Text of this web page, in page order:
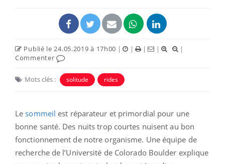
Publié le 24.05.2019 à 17h00 | | | |
|
Commenter
Mots clés : solitude rides
Lesommeil est réparateur et primordial pour une
bonne santé. Des nuits trop courtes nuisent au bon
fonctionnement de notre organisme. Une équipe de
recherche de l’Université de Colorado Boulder explique